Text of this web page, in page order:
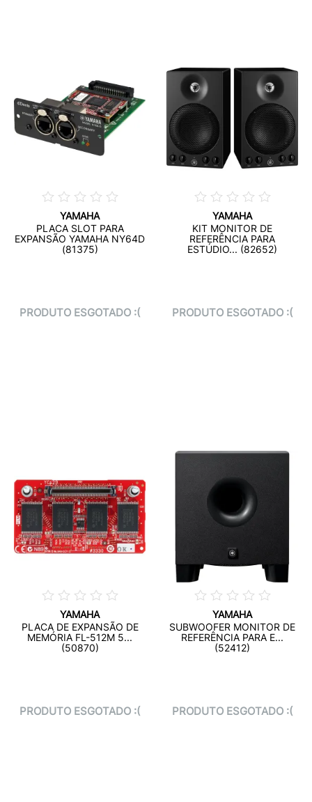
YAMAHA
PLACA SLOT PARA
EXPANSÃO YAMAHA NY64D
(81375)
PRODUTO ESGOTADO :(
YAMAHA
KIT MONITOR DE
REFERÊNCIA PARA
ESTÚDIO... (82652)
PRODUTO ESGOTADO :(
YAMAHA
PLACA DE EXPANSÃO DE
MEMÓRIA FL-512M 5...
(50870)
PRODUTO ESGOTADO :(
YAMAHA
SUBWOOFER MONITOR DE
REFERÊNCIA PARA E...
(52412)
PRODUTO ESGOTADO :(